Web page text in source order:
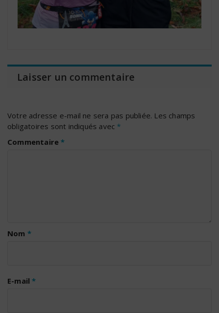
Laisser un commentaire
Votre adresse e-mail ne sera pas publiée. Les champs
obligatoires sont indiqués avec *
Commentaire*
Nom *
E-mail*